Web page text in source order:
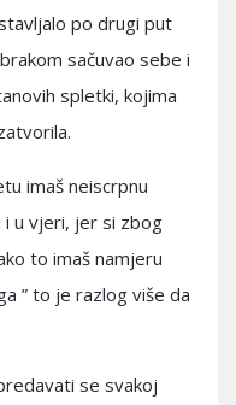
po drugi put
sačuvao sebe i
spletki, kojima
imaš neiscrpnu
i u vjeri, jer si zbog
to imaš namjeru
” to je razlog više da
se svakoj